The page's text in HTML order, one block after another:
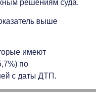
решениям суда.
выше
имеют
по
с даты ДТП.